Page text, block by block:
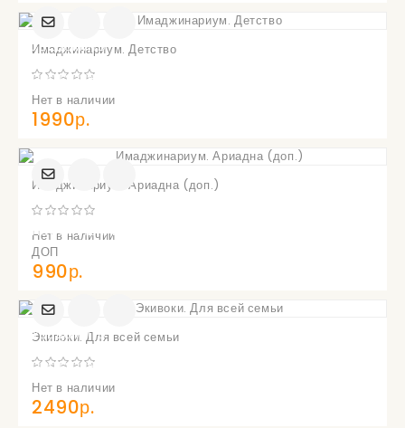
Имаджинариум. Детство
Нет в наличии
1990р.
УВЕДОМИТЬ
ПОСТУПЛЕНИИ
Имаджинариум. Ариадна (доп.)
Нет в наличии
ДОП
990р.
О
ПОСТУПЛЕНИИ
Экивоки. Для всей семьи
Нет в наличии
2490р.
УВЕДОМИТЬ
ПОСТУПЛЕНИИ